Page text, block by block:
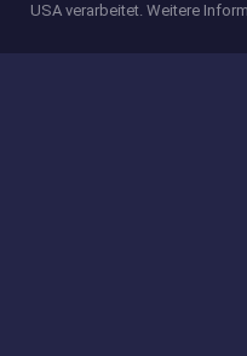
USA verarbeitet. Weitere